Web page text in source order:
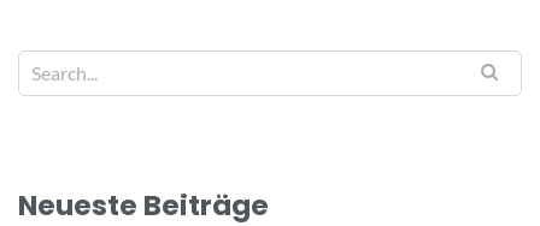
Neueste Beiträge